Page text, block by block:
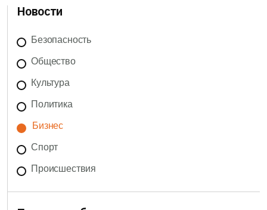
Новости
Безопасность
Общество
Культура
Политика
Бизнес
Спорт
Происшествия